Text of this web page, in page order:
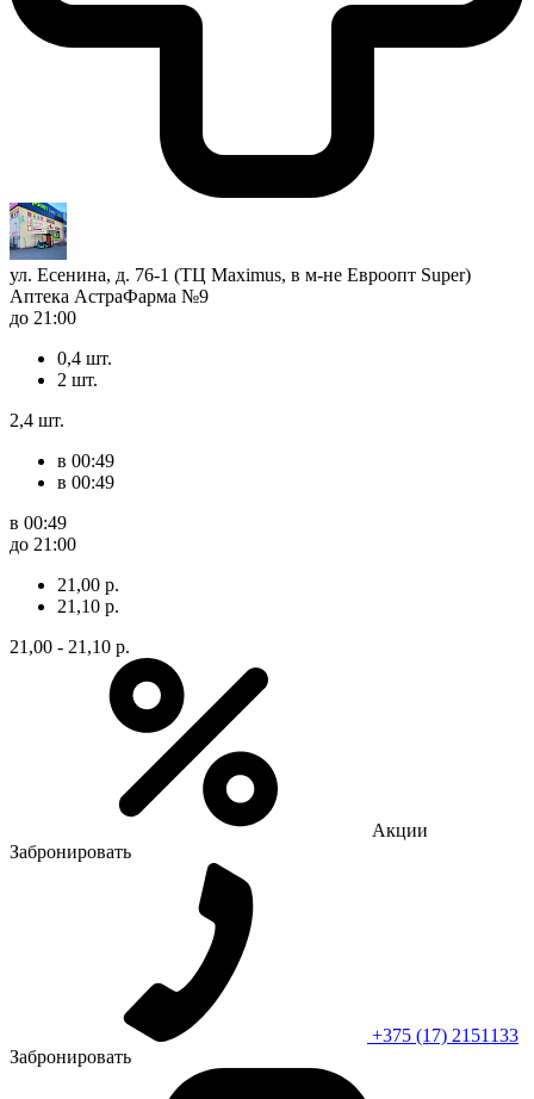
ул. Есенина, д. 76-1 (ТЦ Maximus, в м-не Евроопт Super)
Аптека АстраФарма №9
до 21:00
0,4 шт.
2 шт.
2,4 шт.
в 00:49
в 00:49
в 00:49
до 21:00
21,00 р.
21,10 р.
21,00 - 21,10 р.
Акции
Забронировать
+375 (17) 2151133
Забронировать